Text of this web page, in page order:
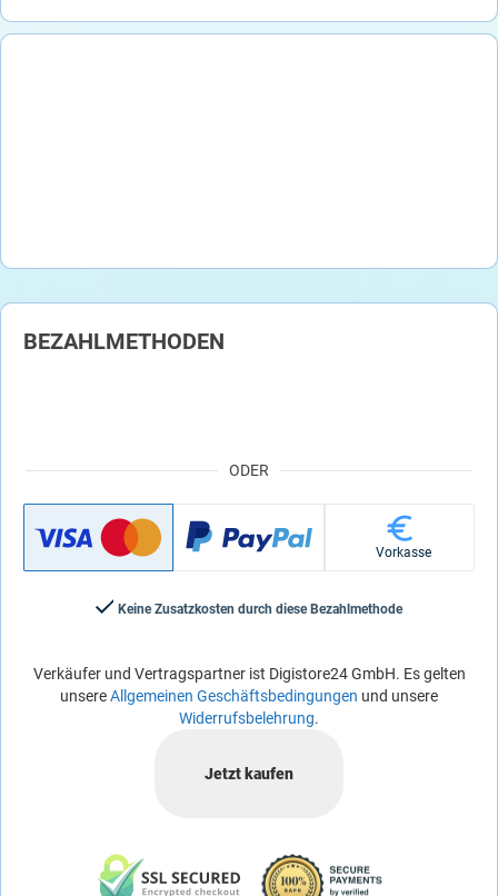
ODER
BEZAHLMETHODEN
Vorkasse
Keine Zusatzkosten durch diese Bezahlmethode
Verkäufer und Vertragspartner ist Digistore24 GmbH. Es gelten
unsereAllgemeinen Geschäftsbedingungen und unsere
Widerrufsbelehrung.
Jetzt kaufen